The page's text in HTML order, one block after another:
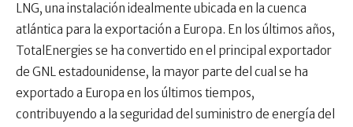
LNG, una instalación idealmente ubicada en la cuenca
atlántica para la exportación a Europa. En los últimos años,
TotalEnergies se ha convertido en el principal exportador
de GNL estadounidense, la mayor parte del cual se ha
exportado a Europa en los últimos tiempos,
contribuyendo a la seguridad del suministro de energía del